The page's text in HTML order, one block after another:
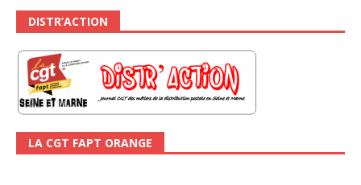
DISTR’ACTION
LA CGT FAPT ORANGE